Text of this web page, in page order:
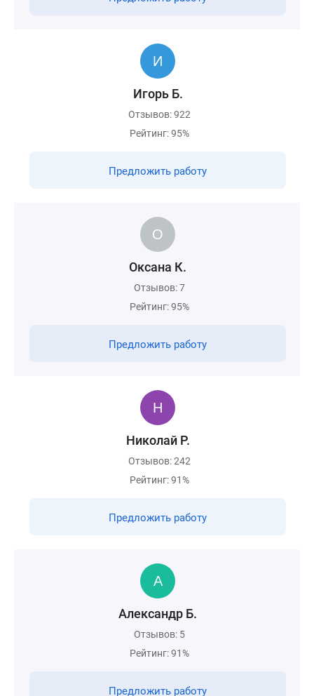
Игорь Б.
Отзывов: 922
Рейтинг: 95%
Предложить работу
Оксана К.
Отзывов: 7
Рейтинг: 95%
Предложить работу
Николай Р.
Отзывов: 242
Рейтинг: 91%
Предложить работу
Александр Б.
Отзывов: 5
Рейтинг: 91%
Предложить работу